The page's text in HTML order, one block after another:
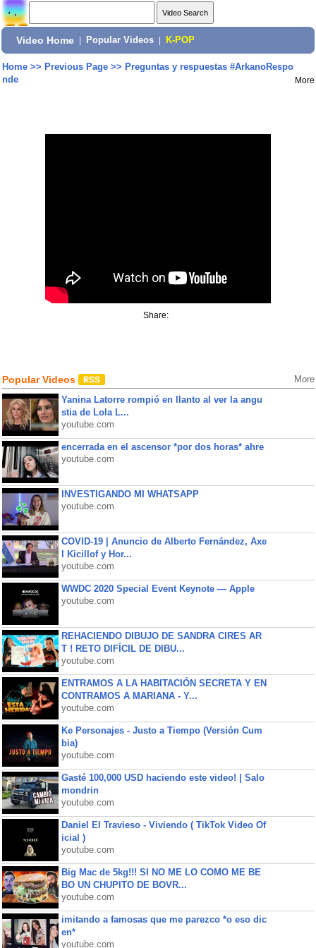
Video Home Popular Videos K-POP
Home>> Previous Page>> Preguntas y respuestas #ArkanoRespo
nde
More
Share:
Popular Videos More
Yanina Latorre rompió en llanto al ver la angu
stia de Lola L...
youtube.com
encerrada en el ascensor *por dos horas* ahre
youtube.com
INVESTIGANDO MI WHATSAPP
youtube.com
COVID-19 | Anuncio de Alberto Fernández, Axe
l Kicillof y Hor...
youtube.com
WWDC 2020 Special Event Keynote — Apple
youtube.com
REHACIENDO DIBUJO DE SANDRA CIRES AR
T ! RETO DIFÍCIL DE DIBU...
youtube.com
ENTRAMOS A LA HABITACIÓN SECRETA Y EN
CONTRAMOS A MARIANA - Y...
youtube.com
Ke Personajes - Justo a Tiempo (Versión Cum
bia)
youtube.com
Gasté 100,000 USD haciendo este video! | Salo
mondrin
youtube.com
Daniel El Travieso - Viviendo ( TikTok Video Of
icial )
youtube.com
Big Mac de 5kg!!! SI NO ME LO COMO ME BE
BO UN CHUPITO DE BOVR...
youtube.com
imitando a famosas que me parezco *o eso dic
en*
youtube.com